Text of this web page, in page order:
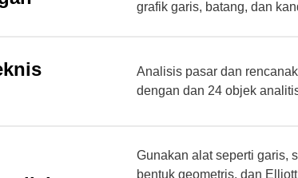
grafik garis, batang, dan
Analisis pasar dan
dengan dan 24 objek
Gunakan alat seperti garis,
bentuk geometris, dan